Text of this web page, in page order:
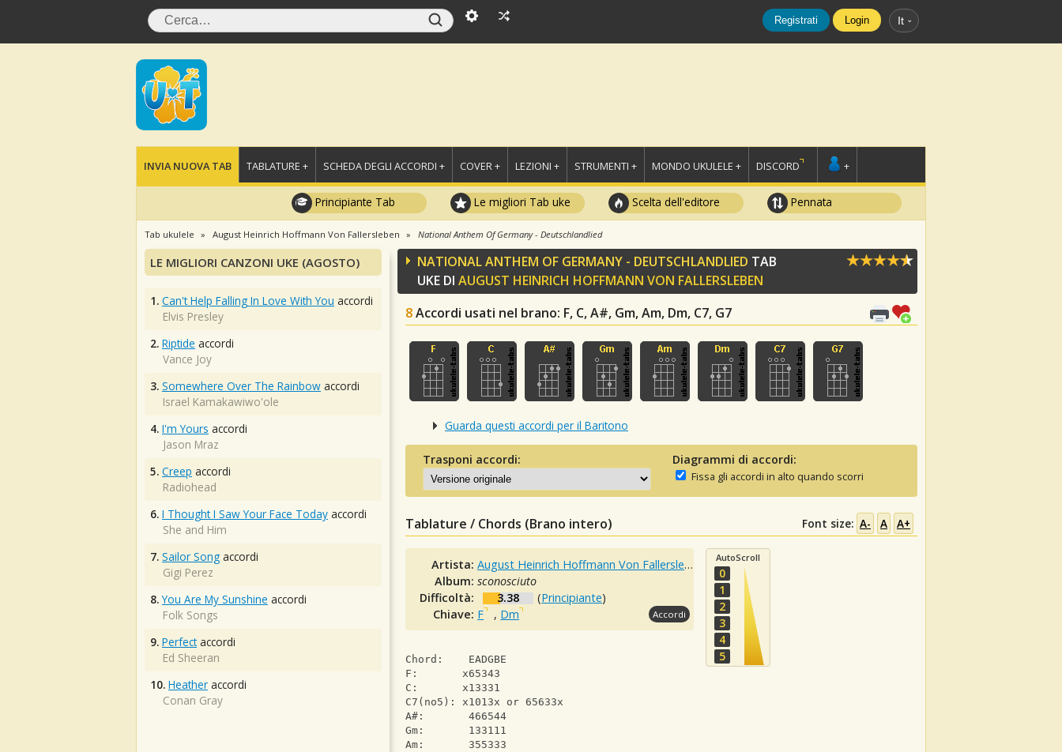
Registrati Login It
INVIA NUOVA TAB TABLATURE + SCHEDA DEGLI ACCORDI + COVER + LEZIONI + STRUMENTI + MONDO UKULELE + DISCORD +
Principiante Tab Le migliori Tab uke Scelta dell'editore Pennata
Tab ukulele August Heinrich Hoffmann Von Fallersleben National Anthem Of Germany - Deutschlandlied
NATIONAL ANTHEM OF GERMANY - DEUTSCHLANDLIED TAB
UKE DI AUGUST HEINRICH HOFFMANN VON FALLERSLEBEN
8Accordi usati nel brano: F, C, A#, Gm, Am, Dm, C7, G7
Guarda questi accordi per il Baritono
Trasponi accordi: Diagrammi di accordi:
Fissa gli accordi in alto quando scorri
Tablature / Chords (Brano intero) Font size: A- A A+
Artista:August Heinrich Hoffmann Von Fallersleben
Album:sconosciuto
Difficoltà:
3.38 (Principiante)
Chiave: F , Dm Accordi
AutoScroll
0
1
2
3
4
5
Chord:    EADGBE
F:       x65343
C:       x13331
C7(no5): x1013x or 65633x
A#:       466544
Gm:       133111
Am:       355333
LE MIGLIORI CANZONI UKE (AGOSTO)
1. Can't Help Falling In Love With You accordi
Elvis Presley
2. Riptide accordi
Vance Joy
3. Somewhere Over The Rainbow accordi
Israel Kamakawiwo'ole
4. I'm Yours accordi
Jason Mraz
5. Creep accordi
Radiohead
6. I Thought I Saw Your Face Today accordi
She and Him
7. Sailor Song accordi
Gigi Perez
8. You Are My Sunshine accordi
Folk Songs
9. Perfectaccordi
Ed Sheeran
10. Heather accordi
Conan Gray